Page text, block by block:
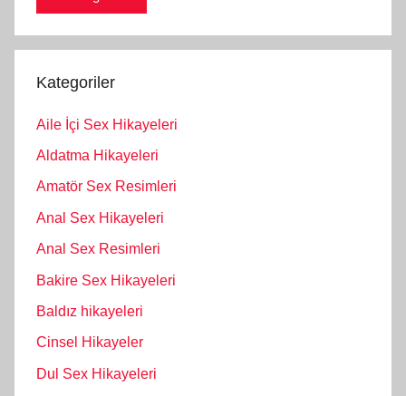
Kategoriler
Aile İçi Sex Hikayeleri
Aldatma Hikayeleri
Amatör Sex Resimleri
Anal Sex Hikayeleri
Anal Sex Resimleri
Bakire Sex Hikayeleri
Baldız hikayeleri
Cinsel Hikayeler
Dul Sex Hikayeleri